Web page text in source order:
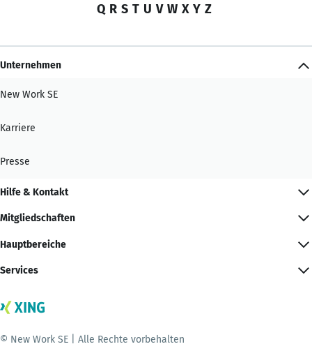
Q R S T U V W X Y Z
Unternehmen
New Work SE
Karriere
Presse
Hilfe & Kontakt
Mitgliedschaften
Hauptbereiche
Services
© New Work SE | Alle Rechte vorbehalten